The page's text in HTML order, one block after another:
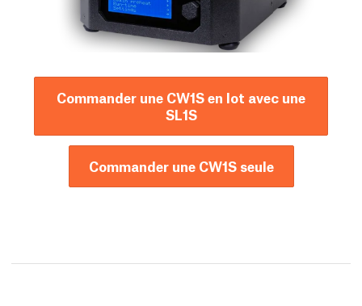
Commander une CW1S en lot avec une
SL1S
Commander une CW1S seule